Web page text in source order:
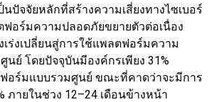
นปัจจัยหลักที่สร้างความเสี่ยงทางไซเบอร์
ฟอร์มความปลอดภัยขยายตัวต่อเนื่อง
ร่งเปลี่ยนสู่การใช้แพลตฟอร์มความ
ย์ โดยปัจจุบันมีองค์กรเพียง 31%
อร์มแบบรวมศูนย์ ขณะที่คาดว่าจะมีการ
ภายในช่วง 12–24 เดือนข้างหน้า